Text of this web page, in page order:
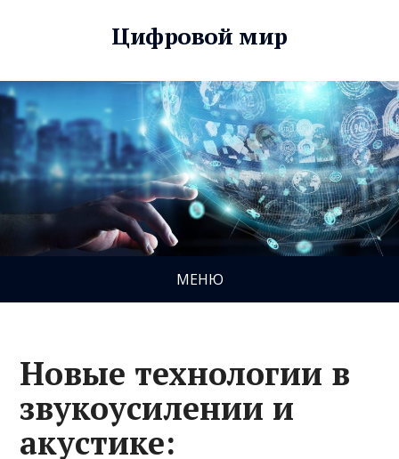
Цифровой мир
МЕНЮ
Новые технологии в
звукоусилении и
акустике: